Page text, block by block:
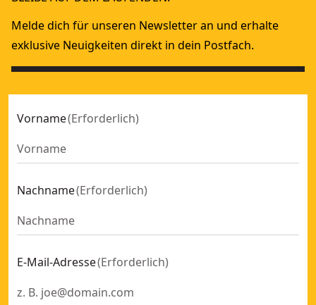
Melde dich für unseren Newsletter an und erhalte
exklusive Neuigkeiten direkt in dein Postfach.
Vorname(Erforderlich)
Nachname(Erforderlich)
E-Mail-Adresse(Erforderlich)